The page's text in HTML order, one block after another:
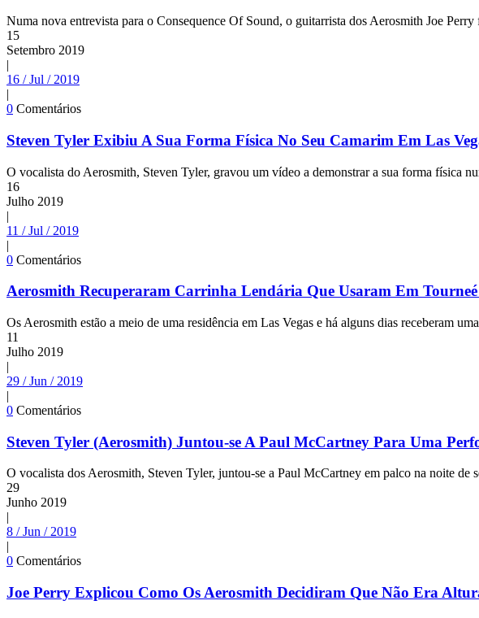
Numa nova entrevista para o Consequence Of Sound, o guitarrista dos Aerosmith Joe
15
Setembro 2019
|
16 / Jul / 2019
|
0 Comentários
Steven Tyler Exibiu A Sua Forma Física No Seu Camarim Em Las
O vocalista do Aerosmith, Steven Tyler, gravou um vídeo a demonstrar a sua forma física
16
Julho 2019
|
11 / Jul / 2019
|
0 Comentários
Aerosmith Recuperaram Carrinha Lendária Que Usaram Em Tourneé
Os Aerosmith estão a meio de uma residência em Las Vegas e há alguns dias receberam
11
Julho 2019
|
29 / Jun / 2019
|
0 Comentários
Steven Tyler (Aerosmith) Juntou-se A Paul McCartney Para Uma
O vocalista dos Aerosmith, Steven Tyler, juntou-se a Paul McCartney em palco na noite
29
Junho 2019
|
8 / Jun / 2019
|
0 Comentários
Joe Perry Explicou Como Os Aerosmith Decidiram Que Não Era